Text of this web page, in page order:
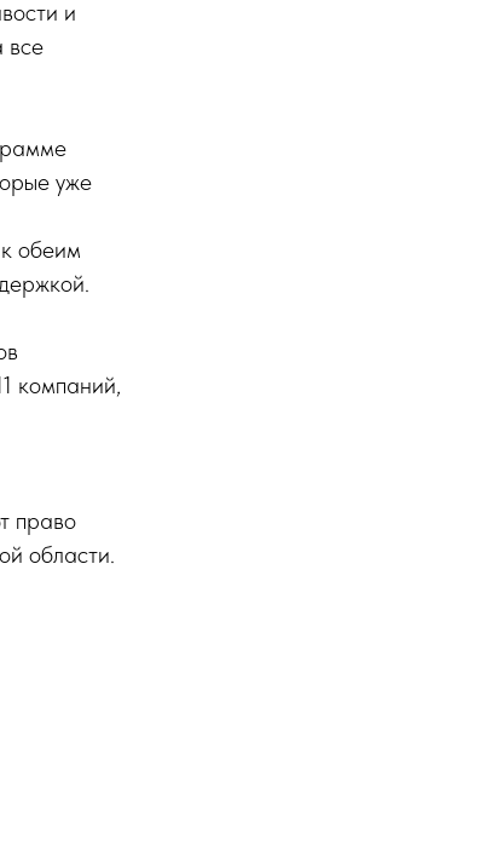
и
все
уже
обеим
компаний,
право
области.